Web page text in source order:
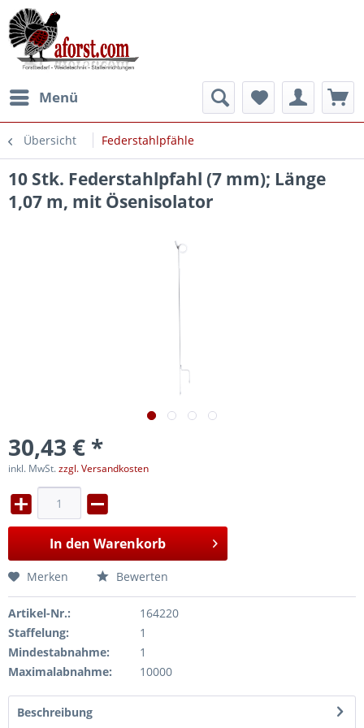
Menü
Übersicht Federstahlpfähle
10 Stk. Federstahlpfahl (7 mm); Länge
1,07 m, mit Ösenisolator
30,43 € *
inkl. MwSt.zzgl. Versandkosten
In den Warenkorb
Merken Bewerten
Artikel-Nr.:
164220
Staffelung:
1
Mindestabnahme:
1
Maximalabnahme:
10000
Beschreibung